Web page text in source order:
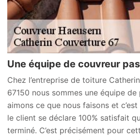
Une équipe de couvreur
Chez l’entreprise de toiture
67150 nous sommes une équipe de
aimons ce que nous faisons et
le client se déclare 100% satisfait
terminé. C’est précisément pour